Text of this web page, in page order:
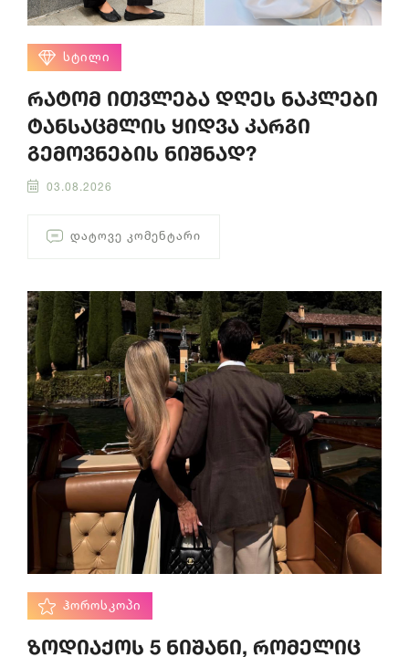
ᲡᲢᲘᲚᲘ
რატომ ითვლება დღეს ნაკლები
ტანსაცმლის ყიდვა კარგი
გემოვნების ნიშნად?
03.08.2026
ᲓᲐᲢᲝᲕᲔ ᲙᲝᲛᲔᲜᲢᲐᲠᲘ
ᲰᲝᲠᲝᲡᲙᲝᲞᲘ
ზოდიაქოს 5 ნიშანი, რომელიც